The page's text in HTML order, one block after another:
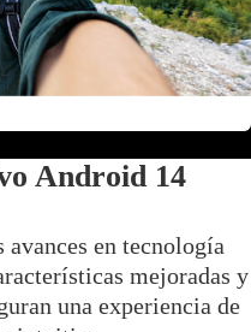
Android 14
en tecnología
mejoradas y
una experiencia de